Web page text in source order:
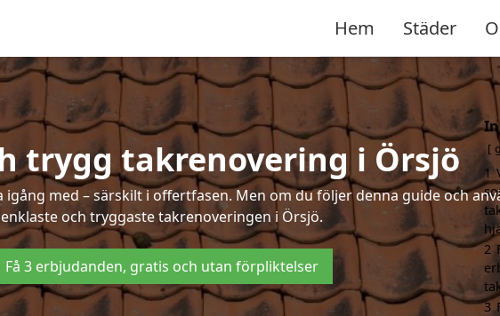
Hem Städer
trygg takrenovering i Örsjö
med – särskilt i offertfasen. Men om du följer denna guide och
enklaste och tryggaste takrenoveringen i Örsjö.
Få 3 erbjudanden, gratis och utan förpliktelser
1
2
3